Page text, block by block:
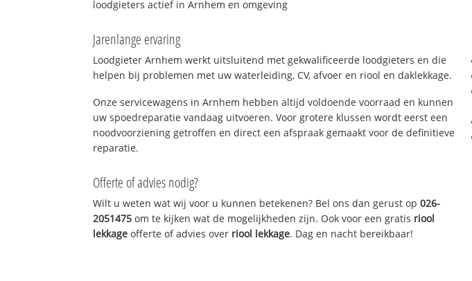
loodgieters actief in Arnhem en omgeving
Jarenlange ervaring
Loodgieter Arnhem werkt uitsluitend met gekwalificeerde loodgieters en die
helpen bij problemen met uw waterleiding, CV, afvoer en riool en daklekkage.
Onze servicewagens in Arnhem hebben altijd voldoende voorraad en kunnen
uw spoedreparatie vandaag uitvoeren. Voor grotere klussen wordt eerst een
noodvoorziening getroffen en direct een afspraak gemaakt voor de definitieve
reparatie.
Offerte of advies nodig?
Wilt u weten wat wij voor u kunnen betekenen? Bel ons dan gerust op026-
2051475 om te kijken wat de mogelijkheden zijn. Ook voor een gratis riool
lekkage offerte of advies over riool lekkage. Dag en nacht bereikbaar!